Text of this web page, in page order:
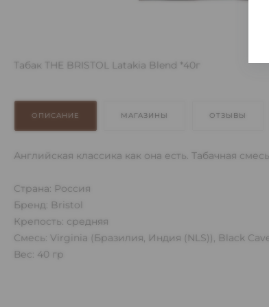
Табак THE BRISTOL Latakia Blend *40г
ОПИСАНИЕ МАГАЗИНЫ ОТЗЫВЫ
Английская классика как она есть. Табачная
Страна: Россия
Бренд: Bristol
Крепость: средняя
Смесь: Virginia (Бразилия, Индия (NLS)), Black
Вес: 40 гр